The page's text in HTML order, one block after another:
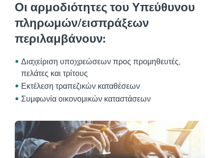
Οι αρμοδιότητες του Υπεύθυνου
πληρωμών/εισπράξεων
περιλαμβάνουν:
Διαχείριση υποχρεώσεων προς προμηθευτές,
πελάτες και τρίτους
Εκτέλεση τραπεζικών καταθέσεων
Συμφωνία οικονομικών καταστάσεων